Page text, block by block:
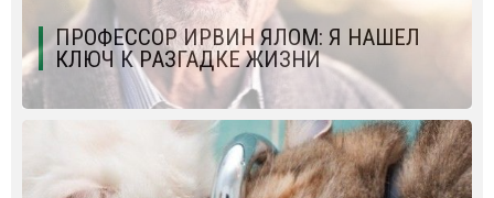
ПРОФЕССОР ИРВИН ЯЛОМ: Я НАШЕЛ
КЛЮЧ К РАЗГАДКЕ ЖИЗНИ